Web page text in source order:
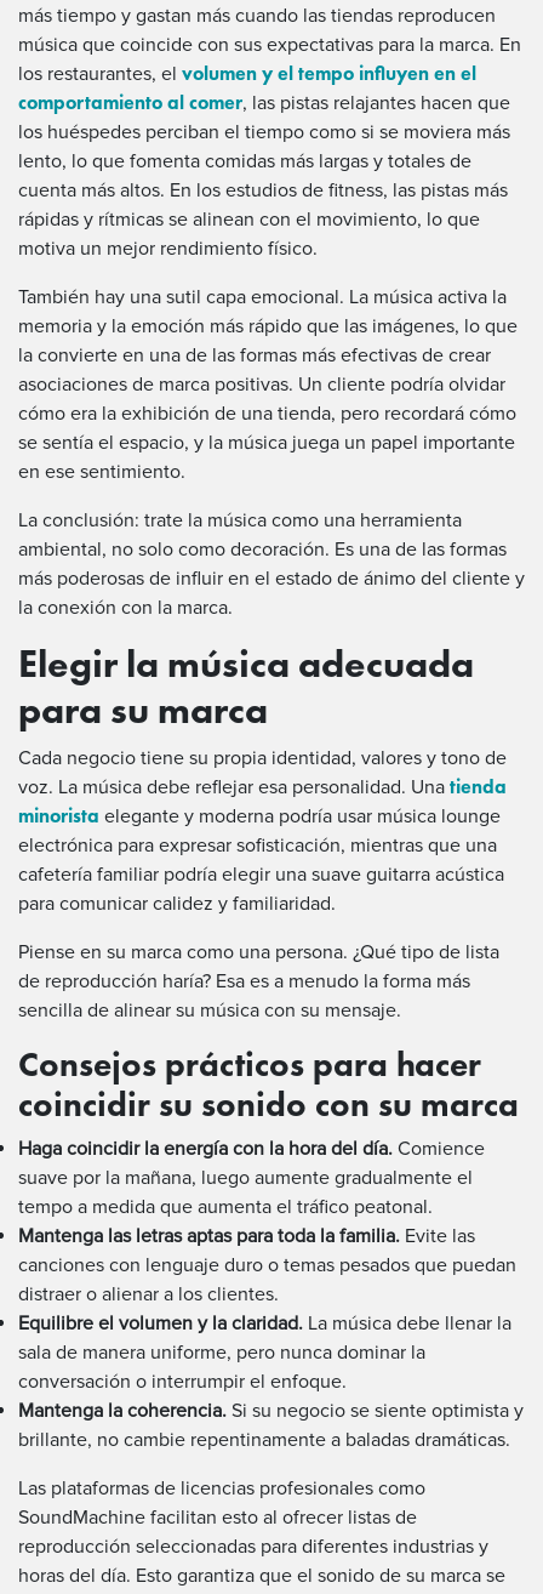
más tiempo y gastan más cuando las tiendas reproducen
música que coincide con sus expectativas para la marca. En
los restaurantes, el volumen y el tempo influyen en el
comportamiento al comer, las pistas relajantes hacen que
los huéspedes perciban el tiempo como si se moviera más
lento, lo que fomenta comidas más largas y totales de
cuenta más altos. En los estudios de fitness, las pistas más
rápidas y rítmicas se alinean con el movimiento, lo que
motiva un mejor rendimiento físico.
También hay una sutil capa emocional. La música activa la
memoria y la emoción más rápido que las imágenes, lo que
la convierte en una de las formas más efectivas de crear
asociaciones de marca positivas. Un cliente podría olvidar
cómo era la exhibición de una tienda, pero recordará cómo
se sentía el espacio, y la música juega un papel importante
en ese sentimiento.
La conclusión: trate la música como una herramienta
ambiental, no solo como decoración. Es una de las formas
más poderosas de influir en el estado de ánimo del cliente y
la conexión con la marca.
Elegir la música adecuada
para su marca
Cada negocio tiene su propia identidad, valores y tono de
voz. La música debe reflejar esa personalidad. Una tienda
minorista elegante y moderna podría usar música lounge
electrónica para expresar sofisticación, mientras que una
cafetería familiar podría elegir una suave guitarra acústica
para comunicar calidez y familiaridad.
Piense en su marca como una persona. ¿Qué tipo de lista
de reproducción haría? Esa es a menudo la forma más
sencilla de alinear su música con su mensaje.
Consejos prácticos para hacer
coincidir su sonido con su marca
Haga coincidir la energía con la hora del día. Comience
suave por la mañana, luego aumente gradualmente el
tempo a medida que aumenta el tráfico peatonal.
Mantenga las letras aptas para toda la familia. Evite las
canciones con lenguaje duro o temas pesados que puedan
distraer o alienar a los clientes.
Equilibre el volumen y la claridad. La música debe llenar la
sala de manera uniforme, pero nunca dominar la
conversación o interrumpir el enfoque.
Mantenga la coherencia. Si su negocio se siente optimista y
brillante, no cambie repentinamente a baladas dramáticas.
Las plataformas de licencias profesionales como
SoundMachine facilitan esto al ofrecer listas de
reproducción seleccionadas para diferentes industrias y
horas del día. Esto garantiza que el sonido de su marca se